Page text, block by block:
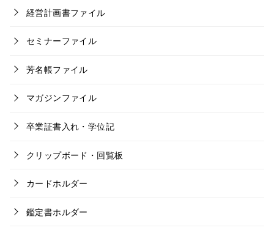
経営計画書ファイル
セミナーファイル
芳名帳ファイル
マガジンファイル
卒業証書入れ・学位記
クリップボード・回覧板
カードホルダー
鑑定書ホルダー